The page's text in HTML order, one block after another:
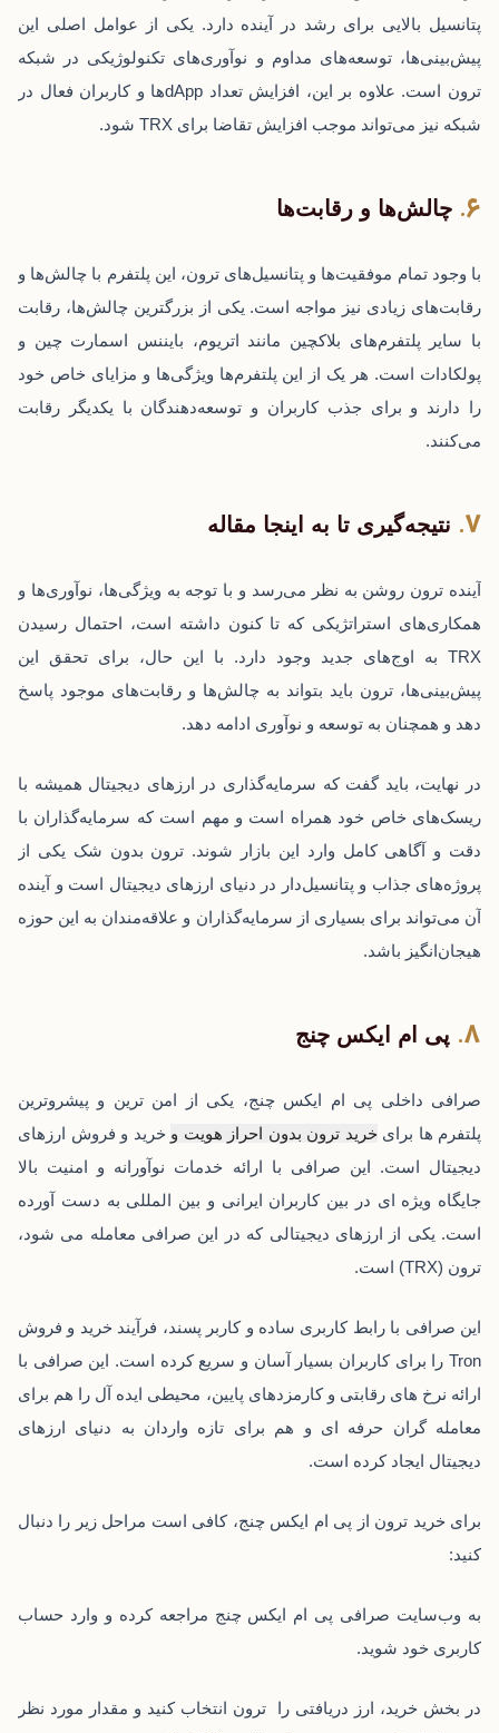
پتانسیل بالایی برای رشد در آینده دارد. یکی از عوامل اصلی این
پیش‌بینی‌ها، توسعه‌های مداوم و نوآوری‌های تکنولوژیکی در شبکه
ترون است. علاوه بر این، افزایش تعداد dAppها و کاربران فعال در
شبکه نیز می‌تواند موجب افزایش تقاضا برای TRX شود.
چالش‌ها و رقابت‌ها
با وجود تمام موفقیت‌ها و پتانسیل‌های ترون، این پلتفرم با چالش‌ها و
رقابت‌های زیادی نیز مواجه است. یکی از بزرگترین چالش‌ها، رقابت
با سایر پلتفرم‌های بلاکچین مانند اتریوم، بایننس اسمارت چین و
پولکادات است. هر یک از این پلتفرم‌ها ویژگی‌ها و مزایای خاص خود
را دارند و برای جذب کاربران و توسعه‌دهندگان با یکدیگر رقابت
می‌کنند.
نتیجه‌گیری تا به اینجا مقاله
آینده ترون روشن به نظر می‌رسد و با توجه به ویژگی‌ها، نوآوری‌ها و
همکاری‌های استراتژیکی که تا کنون داشته است، احتمال رسیدن
TRX به اوج‌های جدید وجود دارد. با این حال، برای تحقق این
پیش‌بینی‌ها، ترون باید بتواند به چالش‌ها و رقابت‌های موجود پاسخ
دهد و همچنان به توسعه و نوآوری ادامه دهد.
در نهایت، باید گفت که سرمایه‌گذاری در ارزهای دیجیتال همیشه با
ریسک‌های خاص خود همراه است و مهم است که سرمایه‌گذاران با
دقت و آگاهی کامل وارد این بازار شوند. ترون بدون شک یکی از
پروژه‌های جذاب و پتانسیل‌دار در دنیای ارزهای دیجیتال است و آینده
آن می‌تواند برای بسیاری از سرمایه‌گذاران و علاقه‌مندان به این حوزه
هیجان‌انگیز باشد.
پی ام ایکس چنج
صرافی داخلی پی ام ایکس چنج، یکی از امن ترین و پیشروترین
پلتفرم ها برایخرید ترون بدون احراز هویت و خرید و فروش ارزهای
دیجیتال است. این صرافی با ارائه خدمات نوآورانه و امنیت بالا
جایگاه ویژه ای در بین کاربران ایرانی و بین المللی به دست آورده
است. یکی از ارزهای دیجیتالی که در این صرافی معامله می شود،
ترون (TRX) است.
این صرافی با رابط کاربری ساده و کاربر پسند، فرآیند خرید و فروش
Tron را برای کاربران بسیار آسان و سریع کرده است. این صرافی با
ارائه نرخ های رقابتی و کارمزدهای پایین، محیطی ایده آل را هم برای
معامله گران حرفه ای و هم برای تازه واردان به دنیای ارزهای
دیجیتال ایجاد کرده است.
برای خرید ترون از پی ام ایکس چنج، کافی است مراحل زیر را دنبال
کنید:
به وب‌سایت صرافی پی ام ایکس چنج مراجعه کرده و وارد حساب
کاربری خود شوید.
در بخش خرید، ارز دریافتی را ترون انتخاب کنید و مقدار مورد نظر